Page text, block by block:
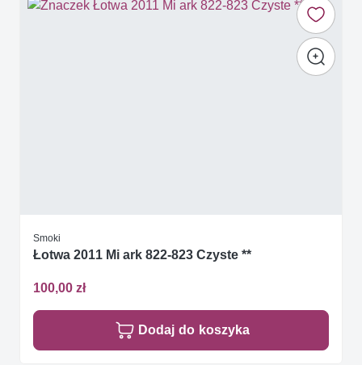
Smoki
Łotwa 2011 Mi ark 822-823 Czyste **
100,00 zł
Dodaj do koszyka